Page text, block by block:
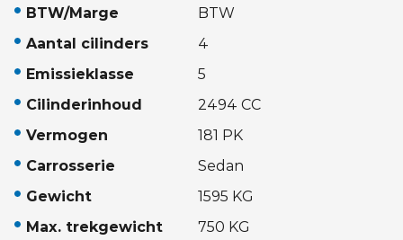
BTW/Marge
BTW
Aantal cilinders
4
Emissieklasse
5
Cilinderinhoud
2494 CC
Vermogen
181 PK
Carrosserie
Sedan
Gewicht
1595 KG
Max. trekgewicht
750 KG